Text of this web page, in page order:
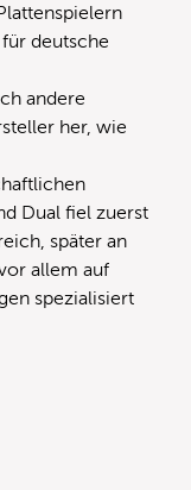
deutsche
andere
her, wie
Dual fiel zuerst
später an
allem auf
spezialisiert